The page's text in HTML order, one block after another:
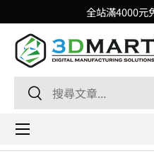
Skip to content
全站滿4000元
Search
Search
Menu